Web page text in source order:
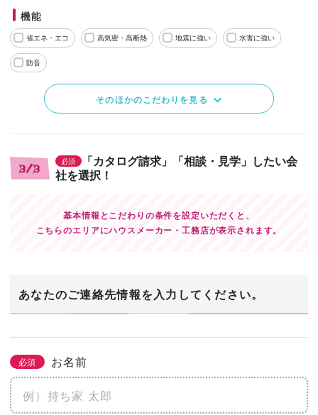
機能
省エネ・エコ 高気密・高断熱 地震に強い 水害に強い
防音
そのほかのこだわりを見る
3/3
必須
「カタログ請求」「相談・見学」したい会
社を選択！
基本情報とこだわりの条件を設定いただくと、
こちらのエリアにハウスメーカー・工務店が表示されます。
あなたのご連絡先情報を入力してください。
必須 お名前